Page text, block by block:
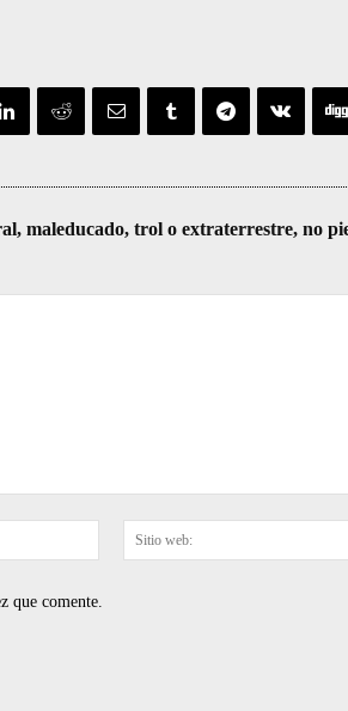
maleducado, trol o extraterrestre, no
Correo
electrónico:*
que comente.